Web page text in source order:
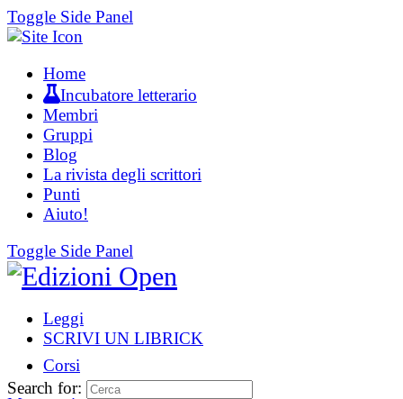
Toggle Side Panel
Home
Incubatore letterario
Membri
Gruppi
Blog
La rivista degli scrittori
Punti
Aiuto!
Toggle Side Panel
Leggi
SCRIVI UN LIBRICK
Corsi
Search for: